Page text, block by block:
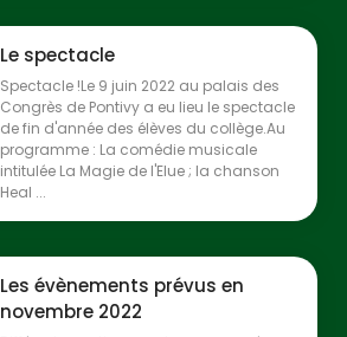
Le spectacle
Spectacle !Le 9 juin 2022 au palais des
Congrès de Pontivy a eu lieu le spectacle
de fin d'année des élèves du collège.Au
programme : La comédie musicale
intitulée La Magie de l'Elue ; la chanson
Heal ...
Les évènements prévus en
novembre 2022